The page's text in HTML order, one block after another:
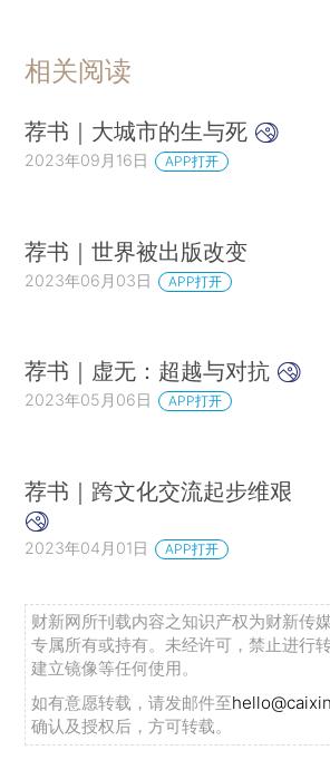
相关阅读
荐书｜大城市的生与死
2023年09月16日 APP打开
荐书｜世界被出版改变
2023年06月03日 APP打开
荐书｜虚无：超越与对抗
2023年05月06日 APP打开
荐书｜跨文化交流起步维艰
2023年04月01日 APP打开
财新网所刊载内容之知识产权为财新传
专属所有或持有。未经许可，禁止进行
建立镜像等任何使用。
如有意愿转载，请发邮件至
确认及授权后，方可转载。